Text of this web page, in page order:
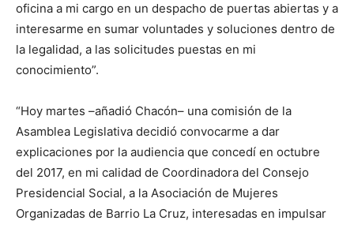
oficina a mi cargo en un despacho de puertas abiertas y a
interesarme en sumar voluntades y soluciones dentro de
la legalidad, a las solicitudes puestas en mi
conocimiento”.
“Hoy martes –añadió Chacón– una comisión de la
Asamblea Legislativa decidió convocarme a dar
explicaciones por la audiencia que concedí en octubre
del 2017, en mi calidad de Coordinadora del Consejo
Presidencial Social, a la Asociación de Mujeres
Organizadas de Barrio La Cruz, interesadas en impulsar